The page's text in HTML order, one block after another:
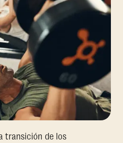
transición de los